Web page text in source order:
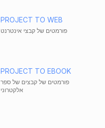
PROJECT TO WEB
פורמטים של קבצי אינטרנט
PROJECT TO EBOOK
פורמטים של קבצים של ספר
אלקטרוני